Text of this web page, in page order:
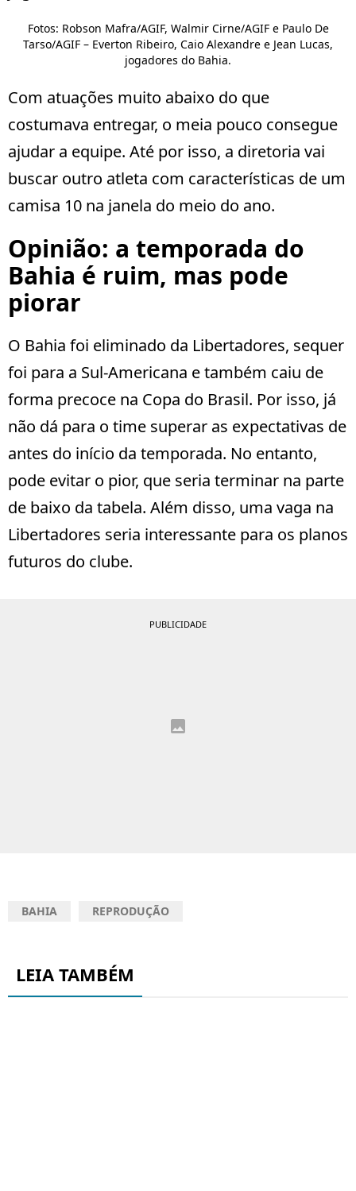
Fotos: Robson Mafra/AGIF, Walmir Cirne/AGIF e Paulo De
Tarso/AGIF – Everton Ribeiro, Caio Alexandre e Jean Lucas,
jogadores do Bahia.
Com atuações muito abaixo do que
costumava entregar, o meia pouco consegue
ajudar a equipe. Até por isso, a diretoria vai
buscar outro atleta com características de um
camisa 10 na janela do meio do ano.
Opinião: a temporada do
Bahia é ruim, mas pode
piorar
O Bahia foi eliminado da Libertadores, sequer
foi para a Sul-Americana e também caiu de
forma precoce na Copa do Brasil. Por isso, já
não dá para o time superar as expectativas de
antes do início da temporada. No entanto,
pode evitar o pior, que seria terminar na parte
de baixo da tabela. Além disso, uma vaga na
Libertadores seria interessante para os planos
futuros do clube.
PUBLICIDADE
BAHIA REPRODUÇÃO
LEIA TAMBÉM